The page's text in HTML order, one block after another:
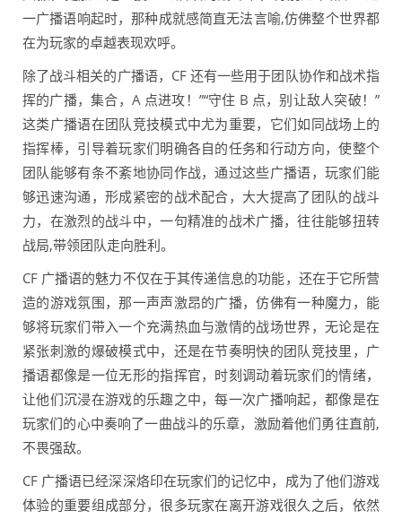
一广播语响起时，那种成就感简直无法言喻,仿佛整个世界都
在为玩家的卓越表现欢呼。
除了战斗相关的广播语，CF 还有一些用于团队协作和战术指
挥的广播，集合，A 点进攻！”“守住 B 点，别让敌人突破！”
这类广播语在团队竞技模式中尤为重要，它们如同战场上的
指挥棒，引导着玩家们明确各自的任务和行动方向，使整个
团队能够有条不紊地协同作战，通过这些广播语，玩家们能
够迅速沟通，形成紧密的战术配合，大大提高了团队的战斗
力，在激烈的战斗中，一句精准的战术广播，往往能够扭转
战局,带领团队走向胜利。
CF 广播语的魅力不仅在于其传递信息的功能，还在于它所营
造的游戏氛围，那一声声激昂的广播，仿佛有一种魔力，能
够将玩家们带入一个充满热血与激情的战场世界，无论是在
紧张刺激的爆破模式中，还是在节奏明快的团队竞技里，广
播语都像是一位无形的指挥官，时刻调动着玩家们的情绪，
让他们沉浸在游戏的乐趣之中，每一次广播响起，都像是在
玩家们的心中奏响了一曲战斗的乐章，激励着他们勇往直前,
不畏强敌。
CF 广播语已经深深烙印在玩家们的记忆中，成为了他们游戏
体验的重要组成部分，很多玩家在离开游戏很久之后，依然